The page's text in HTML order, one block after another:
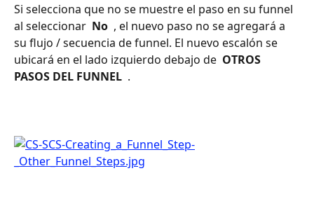
Si selecciona que no se muestre el paso en su funnel
al seleccionar No , el nuevo paso no se agregará a
su flujo / secuencia de funnel. El nuevo escalón se
ubicará en el lado izquierdo debajo de OTROS
PASOS DEL FUNNEL .